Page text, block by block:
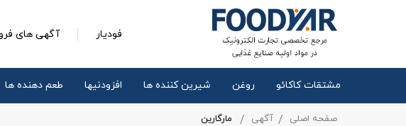
فودیار آگهی های
مشتقات کاکائو روغن شیرین کننده ها افزودنیها طعم دهنده ها
صفحه اصلی آگهی مارگارین